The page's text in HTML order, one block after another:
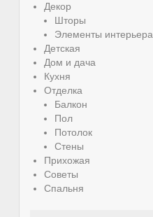
Декор
Шторы
Элементы интерьера
Детская
Дом и дача
Кухня
Отделка
Балкон
Пол
Потолок
Стены
Прихожая
Советы
Спальня